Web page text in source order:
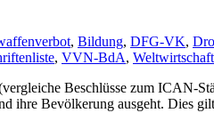
, Bildung, DFG-VK,
, VVN-BdA,
Beschlüsse zum ICAN-
ihre Bevölkerung ausgeht. Dies